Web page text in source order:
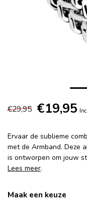
€29,95 €19,95
Ervaar de sublieme
met de Armband. Deze
is ontworpen om jouw
Lees meer.
Maak een keuze